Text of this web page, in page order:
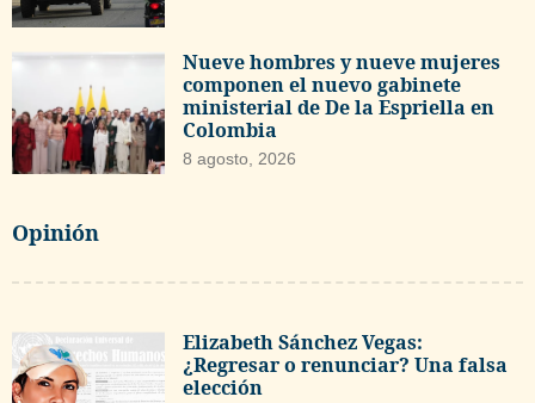
Nueve hombres y nueve mujeres
componen el nuevo gabinete
ministerial de De la Espriella en
Colombia
8 agosto, 2026
Opinión
Elizabeth Sánchez Vegas:
¿Regresar o renunciar? Una falsa
elección